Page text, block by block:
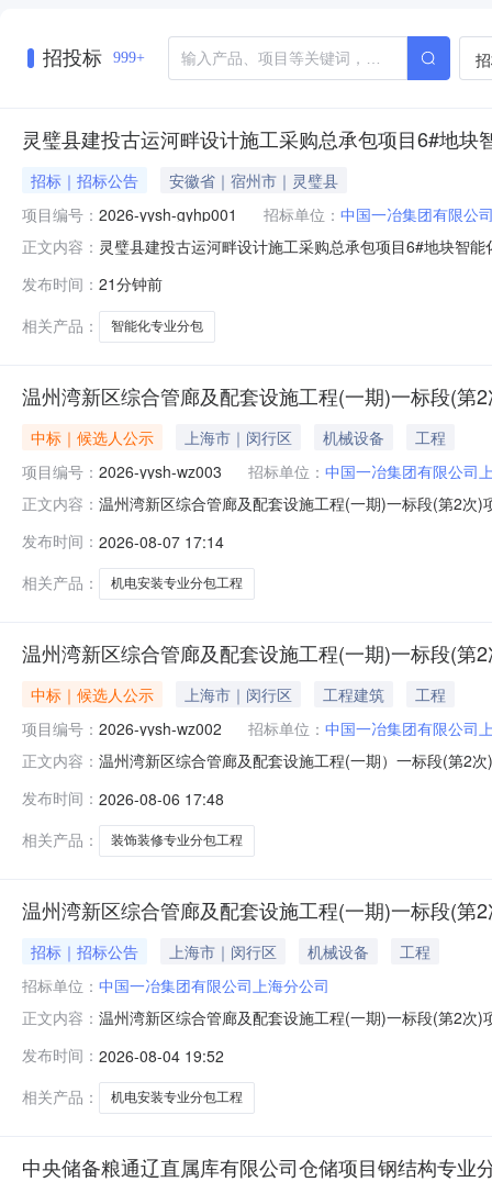
招投标 999+
灵璧县建投古运河畔设计施工采购总承包项目6#地块
招标｜招标公告
安徽省｜宿州市｜灵璧县
项目编号： 2026-yysh-gyhp001 招标单位： 中国一冶集团有限公
正文内容： 灵璧县建投古运河畔设计施工采购总承包项目6#地块智
2026-yysh-gyhp001二、招标项目概况：1、招标工程名
城镇。3、招标项目工期要
发布时间： 21分钟前
相关产品：
智能化专业分包
温州湾新区综合管廊及配套设施工程(一期)一标段(第
中标｜候选人公示 上海市｜闵行区 机械设备
工程
项目编号： 2026-yysh-wz003 招标单位： 中国一冶集团有限公司
正文内容： 温州湾新区综合管廊及配套设施工程(一期)一标段(第2次
机电安装专业分包工程第一位中标候选人：中京宏基建
发布时间： 2026-08-07 17:14
相关产品：
机电安装专业分包工程
温州湾新区综合管廊及配套设施工程(一期)一标段(第
中标｜候选人公示 上海市｜闵行区 工程建筑
工程
项目编号： 2026-yysh-wz002 招标单位： 中国一冶集团有限公司
正文内容： 温州湾新区综合管廊及配套设施工程(一期）一标段(第2
次)项目装饰装修专业分包工程候选人1：上海忆简建筑
构：中国一冶集团有限
发布时间： 2026-08-06 17:48
相关产品：
装饰装修专业分包工程
温州湾新区综合管廊及配套设施工程(一期)一标段(第
招标｜招标公告 上海市｜闵行区 机械设备
工程
招标单位： 中国一冶集团有限公司上海分公司
正文内容： 温州湾新区综合管廊及配套设施工程(一期)一标段(第2次
发布时间： 2026-08-04 19:52
相关产品：
机电安装专业分包工程
中央储备粮通辽直属库有限公司仓储项目钢结构专业